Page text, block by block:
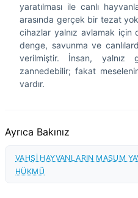
yaratılması ile canlı
arasında gerçek bir tezat
cihazlar yalnız avlamak
denge, savunma ve
verilmiştir. İnsan, yalnız
zannedebilir; fakat
vardır.
Ayrıca Bakınız
VAHŞİ HAYVANLARIN MASUM
HÜKMÜ